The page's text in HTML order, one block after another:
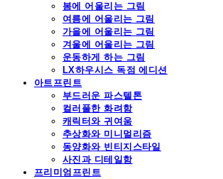
봄에 어울리는 그림
여름에 어울리는 그림
가을에 어울리는 그림
겨울에 어울리는 그림
운동하게 하는 그림
LX하우시스 독점 에디션
아트프린트
부드러운 파스텔톤
컬러풀한 화려함
캐릭터와 귀여움
추상화와 미니멀리즘
동양화와 빈티지스타일
사진과 디테일함
프리미엄프린트